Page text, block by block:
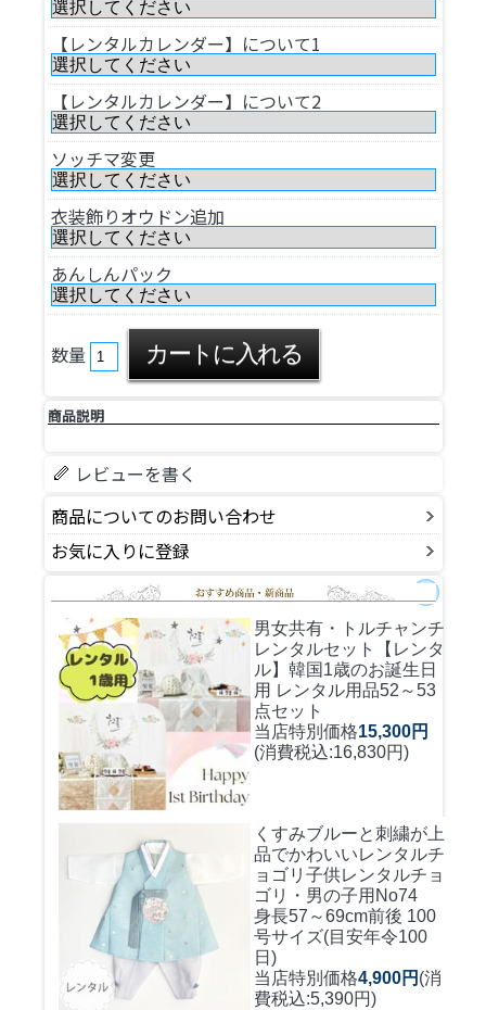
【レンタルカレンダー】について1
【レンタルカレンダー】について2
ソッチマ変更
衣装飾りオウドン追加
あんしんパック
数量
商品説明
レビューを書く
商品についてのお問い合わせ
お気に入りに登録
男女共有・トルチャンチ
レンタルセット
【レンタ
ル】韓国1歳のお誕生日
用 レンタル用品52～53
点セット
当店特別価格15,300円
(消費税込:16,830円)
くすみブルーと刺繍が上
品でかわいいレンタルチ
ョゴリ 子供レンタルチョ
ゴリ・男の子用No74
身長57～69cm前後 100
号サイズ(目安年令100
日)
当店特別価格4,900円 (消
費税込:5,390円)